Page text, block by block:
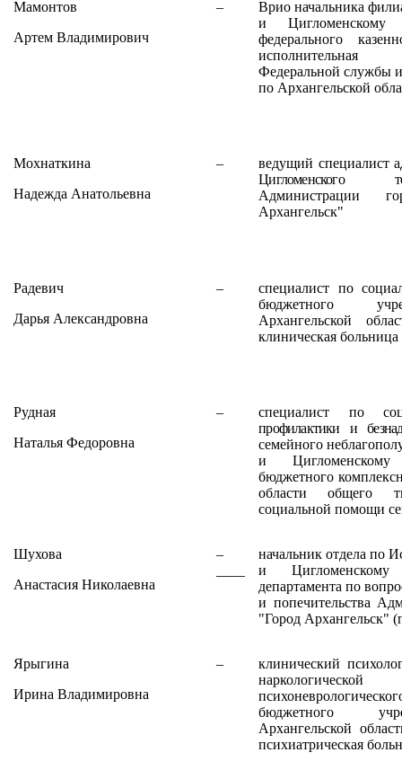
Мамонтов
Артем Владимирович
–
Врио начальника
и Цигломенскому
федерального
исполнительная
Федеральной службы
по Архангельской
Мохнаткина
Надежда Анатольевна
–
ведущий специалист
Цигломенского
Администрации
Архангельск"
Радевич
Дарья Александровна
–
специалист по
бюджетного
Архангельской
клиническая
Рудная
Наталья Федоровна
–
специалист по
профилактики и
семейного
и Цигломенскому
бюджетного
области общего
социальной помощи
Шухова
Анастасия Николаевна
–
начальник отдела по
и Цигломенскому
департамента по
и попечительства
"Город Архангельск"
Ярыгина
Ирина Владимировна
–
клинический
бюджетного
Архангельской
психиатрическая